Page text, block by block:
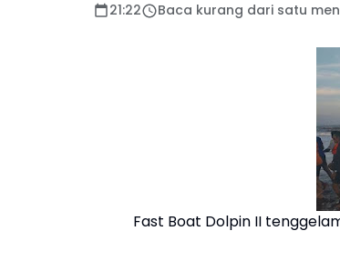
21:22 Baca kurang dari satu
Fast Boat Dolpin II